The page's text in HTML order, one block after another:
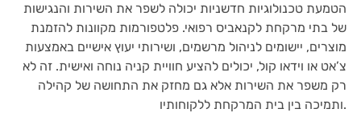
הטמעת טכנולוגיות חדשניות יכולה לשפר את השירות והנגישות
של בתי מרקחת לקנאביס רפואי. פלטפורמות מקוונות להזמנת
מוצרים, יישומים לניהול מרשמים, ושירותי יעוץ אישיים באמצעות
צ’אט או וידאו קול, יכולים להציע חוויית קניה נוחה ואישית. זה לא
רק משפר את השירות אלא גם מחזק את התחושה של קהילה
ותמיכה בין בית המרקחת ללקוחותיו.